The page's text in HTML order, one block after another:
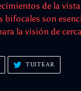
de la
bifocales son
la visión de
COMPARTIRTUITEAR